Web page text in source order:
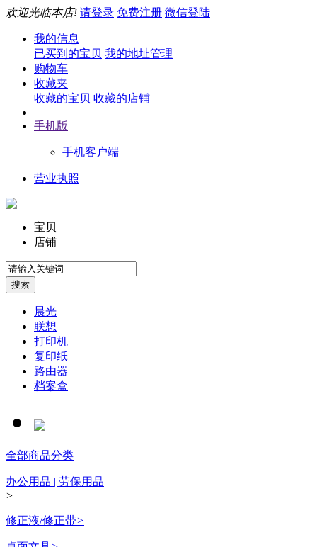
欢迎光临本店! 请登录 免费注册 微信登陆
我的信息
已买到的宝贝 我的地址管理
购物车
收藏夹
收藏的宝贝 收藏的店铺
手机版
手机客户端
营业执照
宝贝
店铺
晨光
联想
打印机
复印纸
路由器
档案盒
全部商品分类
办公用品 | 劳保用品
>
修正液/修正带>